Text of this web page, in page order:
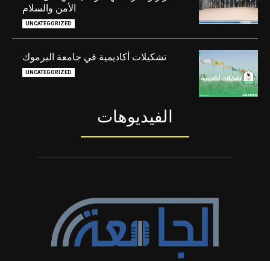
الأمن والسلام
UNCATEGORIZED
تشكيلات أكاديمية في جامعة اليرموك
UNCATEGORIZED
الفيديوهات